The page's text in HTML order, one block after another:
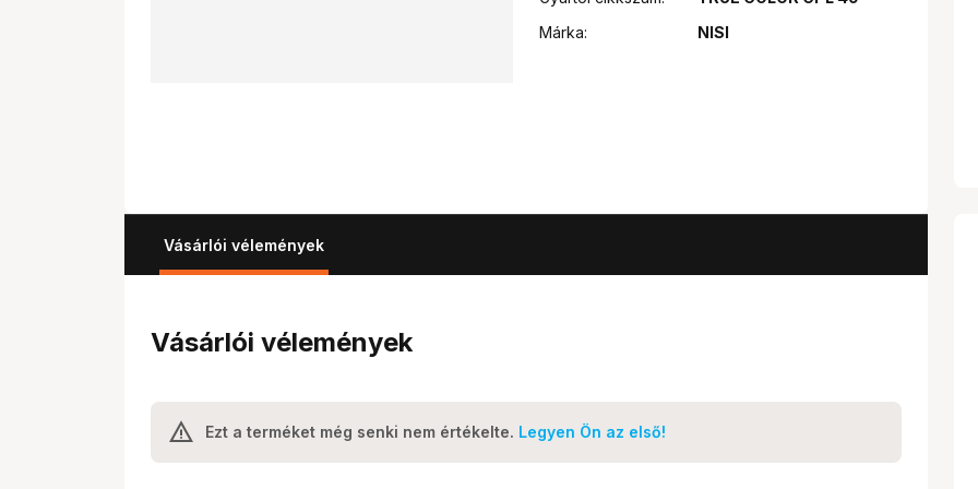
Márka:
NISI
Vásárlói vélemények
Vásárlói vélemények
Ezt a terméket még senki nem értékelte. Legyen Ön az első!